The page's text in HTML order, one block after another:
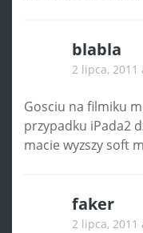
blabla
2 lipca, 2011
Gosciu na filmiku
przypadku iPada2
macie wyzszy soft
faker
2 lipca, 2011